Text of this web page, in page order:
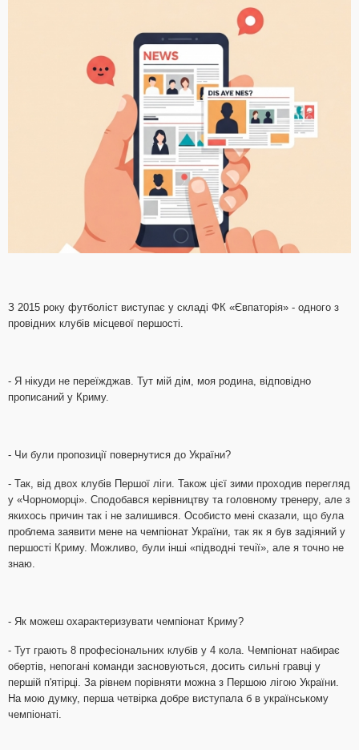
З 2015 року футболіст виступає у складі ФК «Євпаторія» - одного з
провідних клубів місцевої першості.
- Я нікуди не переїжджав. Тут мій дім, моя родина, відповідно
прописаний у Криму.
- Чи були пропозиції повернутися до України?
- Так, від двох клубів Першої ліги. Також цієї зими проходив перегляд
у «Чорноморці». Сподобався керівництву та головному тренеру, але з
якихось причин так і не залишився. Особисто мені сказали, що була
проблема заявити мене на чемпіонат України, так як я був задіяний у
першості Криму. Можливо, були інші «підводні течії», але я точно не
знаю.
- Як можеш охарактеризувати чемпіонат Криму?
- Тут грають 8 професіональних клубів у 4 кола. Чемпіонат набирає
обертів, непогані команди засновуються, досить сильні гравці у
першій п'ятірці. За рівнем порівняти можна з Першою лігою України.
На мою думку, перша четвірка добре виступала б в українському
чемпіонаті.